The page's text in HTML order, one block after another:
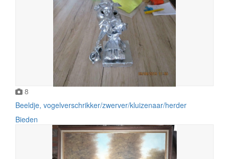
8
Beeldje, vogelverschrikker/zwerver/kluizenaar/herder
Bieden